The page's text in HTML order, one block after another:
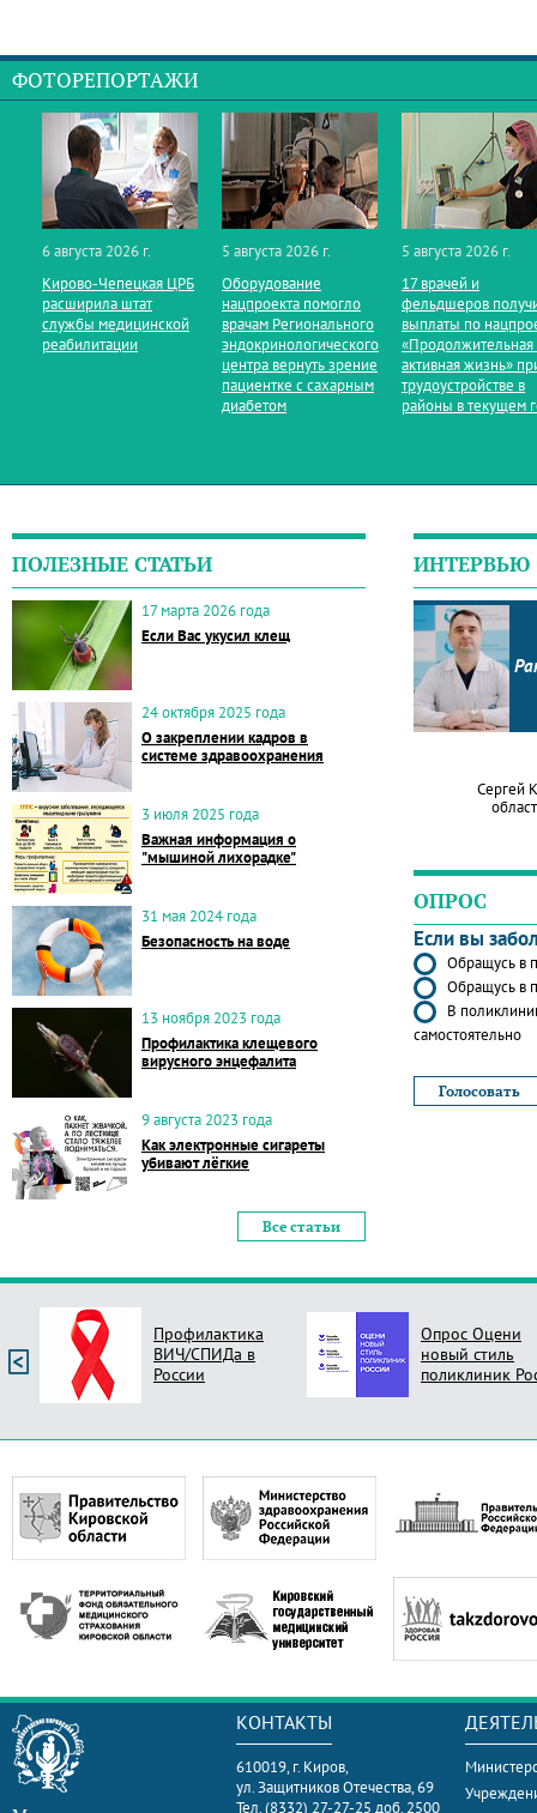
ФОТОРЕПОРТАЖИ
6 августа 2026 г.
Кирово‑Чепецкая ЦРБ
расширила штат
службы медицинской
реабилитации
5 августа 2026 г.
Оборудование
нацпроекта помогло
врачам Регионального
эндокринологического
центра вернуть зрение
пациентке с сахарным
диабетом
5 августа 2026 г.
17 врачей и
фельдшеров
выплаты по
«Продолжительная
активная жизнь»
трудоустройстве в
районы в текущем
ПОЛЕЗНЫЕ СТАТЬИ
17 марта 2026 года
Если Вас укусил клещ
24 октября 2025 года
О закреплении кадров в
системе здравоохранения
3 июля 2025 года
Важная информация о
"мышиной лихорадке"
31 мая 2024 года
Безопасность на воде
13 ноября 2023 года
Профилактика клещевого
вирусного энцефалита
9 августа 2023 года
Как электронные сигареты
убивают лёгкие
Все статьи
ИНТЕРВЬЮ
Сергей
ОПРОС
Если вы
Обращусь в
Обращусь в
В
самостоятельно
Профилактика
ВИЧ/СПИДа в
России
Опрос Оцени
новый стиль
поликлиник
КОНТАКТЫ
610019, г. Киров,
ул. Защитников Отечества, 69
Тел. (8332) 27-27-25 доб. 2500